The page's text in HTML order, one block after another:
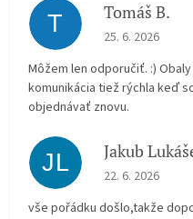
T Tomáš B.
The store rating
25. 6. 2026
Môžem len odporučiť. :)
komunikácia tiež rýchla keď
objednávať znovu.
JL Jakub
The store rating
22. 6. 2026
vše pořádku došlo,takže